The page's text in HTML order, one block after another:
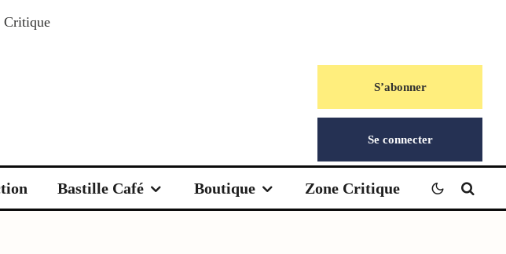
Critique
S’abonner
Se connecter
Bastille Café Boutique Zone Critique